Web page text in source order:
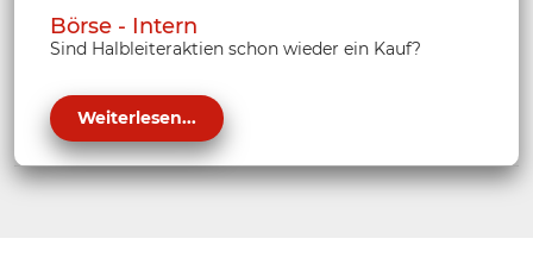
Börse - Intern
Sind Halbleiteraktien schon wieder ein Kauf?
Weiterlesen...